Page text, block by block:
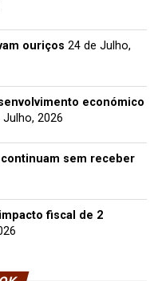
ouriços 24 de Julho,
económico
Julho, 2026
sem receber
fiscal de 2